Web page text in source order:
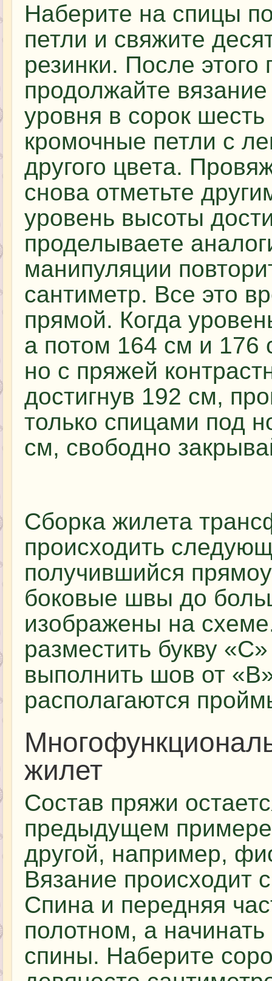
Наберите на спицы
петли и свяжите
резинки. После
продолжайте
уровня в сорок
кромочные петли с
другого цвета.
снова отметьте
уровень высоты
проделываете
манипуляции
сантиметр. Все это
прямой. Когда
а потом 164 см и 176
но с пряжей
достигнув 192 см,
только спицами под
см, свободно
Сборка жилета
происходить
получившийся
боковые швы до
изображены на
разместить букву
выполнить шов от
располагаются
жилет
Состав пряжи
предыдущем
другой, например,
Вязание
Спина и передняя
полотном, а
спины. Наберите